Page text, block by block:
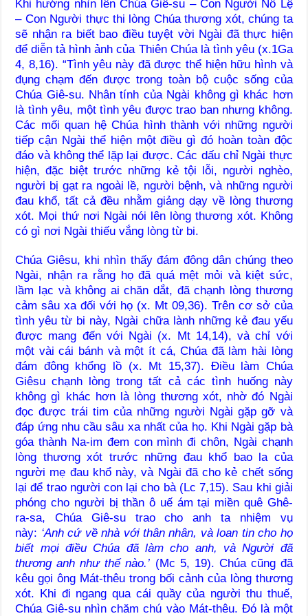
Khi hướng nhìn lên Chúa Giê-su – Con Người Nô Lệ
– Con Người thực thi lòng Chúa thương xót, chúng ta
sẽ nhận ra biết bao điều tuyệt vời Ngài đã thực hiện
để diễn tả hình ảnh của Thiên Chúa là tình yêu (x.1Ga
4, 8,16). “Tình yêu này đã được thể hiện hữu hình và
đụng chạm đến được trong toàn bộ cuộc sống của
Chúa Giê-su. Nhân tính của Ngài không gì khác hơn
là tình yêu, một tình yêu được trao ban nhưng không.
Các mối quan hệ Chúa hình thành với những người
tiếp cận Ngài thể hiện một điều gì đó hoàn toàn độc
đáo và không thể lặp lại được. Các dấu chỉ Ngài thực
hiện, đặc biệt trước những kẻ tội lỗi, người nghèo,
người bị gạt ra ngoài lề, người bệnh, và những người
đau khổ, tất cả đều nhằm giảng dạy về lòng thương
xót. Mọi thứ nơi Ngài nói lên lòng thương xót. Không
có gì nơi Ngài thiếu vắng lòng từ bi.
Chúa Giêsu, khi nhìn thấy đám đông dân chúng theo
Ngài, nhận ra rằng họ đã quá mệt mỏi và kiệt sức,
lầm lạc và không ai chăn dắt, đã chạnh lòng thương
cảm sâu xa đối với họ (x. Mt 09,36). Trên cơ sở của
tình yêu từ bi này, Ngài chữa lành những kẻ đau yếu
được mang đến với Ngài (x. Mt 14,14), và chỉ với
một vài cái bánh và một ít cá, Chúa đã làm hài lòng
đám đông khổng lồ (x. Mt 15,37). Điều làm Chúa
Giêsu chạnh lòng trong tất cả các tình huống này
không gì khác hơn là lòng thương xót, nhờ đó Ngài
đọc được trái tim của những người Ngài gặp gỡ và
đáp ứng nhu cầu sâu xa nhất của họ. Khi Ngài gặp bà
góa thành Na-im đem con mình đi chôn, Ngài chạnh
lòng thương xót trước những đau khổ bao la của
người mẹ đau khổ này, và Ngài đã cho kẻ chết sống
lại để trao người con lại cho bà (Lc 7,15). Sau khi giải
phóng cho người bị thần ô uế ám tại miền quê Ghê-
ra-sa, Chúa Giê-su trao cho anh ta nhiệm vụ
này: ‘Anh cứ về nhà với thân nhân, và loan tin cho họ
biết mọi điều Chúa đã làm cho anh, và Người đã
thương anh như thế nào.’ (Mc 5, 19). Chúa cũng đã
kêu gọi ông Mát-thêu trong bối cảnh của lòng thương
xót. Khi đi ngang qua cái quầy của người thu thuế,
Chúa Giê-su nhìn chăm chú vào Mát-thêu. Đó là một